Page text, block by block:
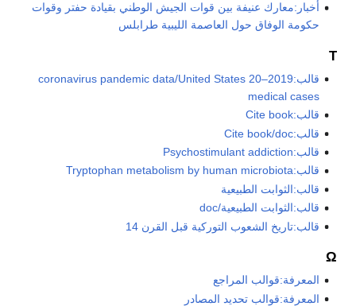
أخبار:معارك عنيفة بين قوات الجيش الوطني بقيادة حفتر وقوات
حكومة الوفاق حول العاصمة الليبية طرابلس
Τ
قالب:2019–20 coronavirus pandemic data/United States
medical cases
قالب:Cite book
قالب:Cite book/doc
قالب:Psychostimulant addiction
قالب:Tryptophan metabolism by human microbiota
قالب:الثوابت الطبيعية
قالب:الثوابت الطبيعية/doc
قالب:تاريخ الشعوب التوركية قبل القرن 14
Ω
المعرفة:قوالب المراجع
المعرفة:قوالب تحديد المصادر